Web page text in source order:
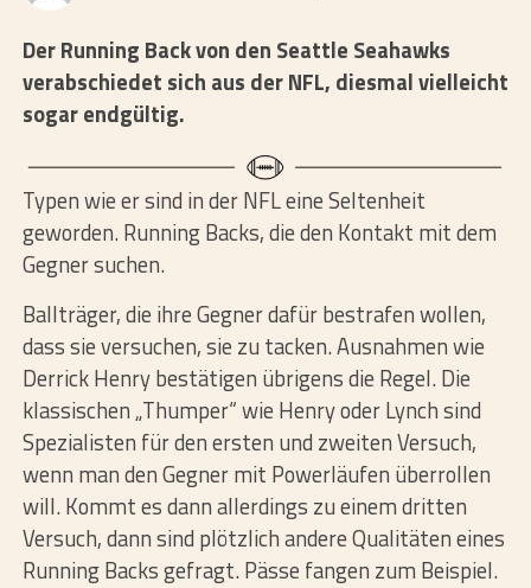
Der Running Back von den Seattle Seahawks
verabschiedet sich aus der NFL, diesmal vielleicht
sogar endgültig.
Typen wie er sind in der NFL eine Seltenheit
geworden. Running Backs, die den Kontakt mit dem
Gegner suchen.
Ballträger, die ihre Gegner dafür bestrafen wollen,
dass sie versuchen, sie zu tacken. Ausnahmen wie
Derrick Henry bestätigen übrigens die Regel. Die
klassischen „Thumper“ wie Henry oder Lynch sind
Spezialisten für den ersten und zweiten Versuch,
wenn man den Gegner mit Powerläufen überrollen
will. Kommt es dann allerdings zu einem dritten
Versuch, dann sind plötzlich andere Qualitäten eines
Running Backs gefragt. Pässe fangen zum Beispiel.